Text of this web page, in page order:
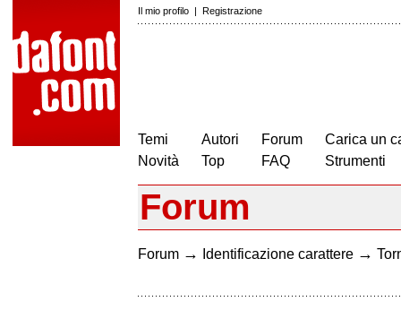
Il mio profilo | Registrazione
Temi
Novità
Autori
Top
Forum
FAQ
Carica un
Strumenti
Forum
Forum → Identificazione carattere →